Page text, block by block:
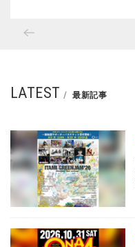
LATEST 最新記事